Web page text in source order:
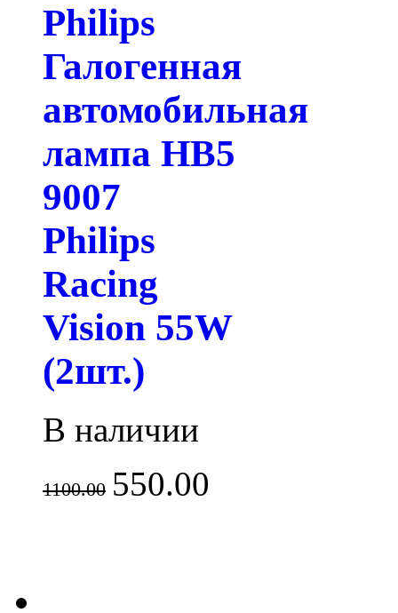
Philips
Галогенная
автомобильная
лампа HB5
9007
Philips
Racing
Vision 55W
(2шт.)
В наличии
1100.00 550.00